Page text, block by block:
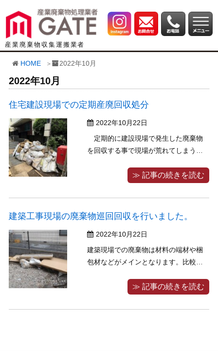
産業廃棄物収集運搬業者
HOME 2022年10月
2022年10月
住宅建設現場での定期産廃回収処分
2022年10月22日
定期的に建設現場で発生した廃棄物
を回収する事で現場が荒れてしまう事
一気に仕上げる現場などは工事の進捗
うとゴミが山になってしまいます。 こ
うした現場の廃棄物の問題を解決すべ
り、 ...
≫ 記事の続きを読む
建築工事現場の廃棄物巡回回収を行いました。
2022年10月22日
建築現場での廃棄物は材料の端材や梱
包材などがメインとなります。比較的
ル率も高いです。 こうした廃棄物の定
者様が安心して施工に取り組めるよう
≫ 記事の続きを読む